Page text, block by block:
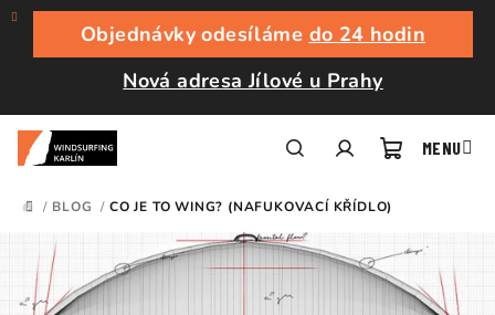
Přejít
obsah
Objednávky odesíláme do 24 hodin
Nová adresa Jílové u Prahy
košík
DOMŮ
/ BLOG / CO JE TO WING? (NAFUKOVACÍ KŘÍDLO)